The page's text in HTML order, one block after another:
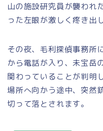
山の施設研究員が襲われ
った左眼が激しく疼き出
その夜、毛利探偵事務所
から電話が入り、未宝岳
関わっていることが判明
場所へ向かう途中、突然
切って落とされます。